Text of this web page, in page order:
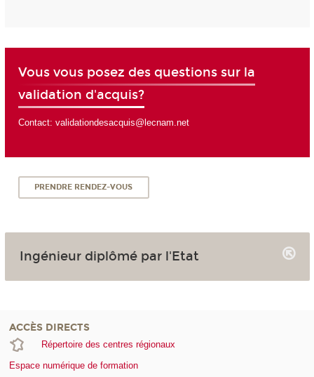
Vous vous posez des questions sur la
validation d'acquis?
Contact: validationdesacquis@lecnam.net
PRENDRE RENDEZ-VOUS
Ingénieur diplômé par l'Etat
ACCÈS DIRECTS
Répertoire des centres régionaux
Espace numérique de formation